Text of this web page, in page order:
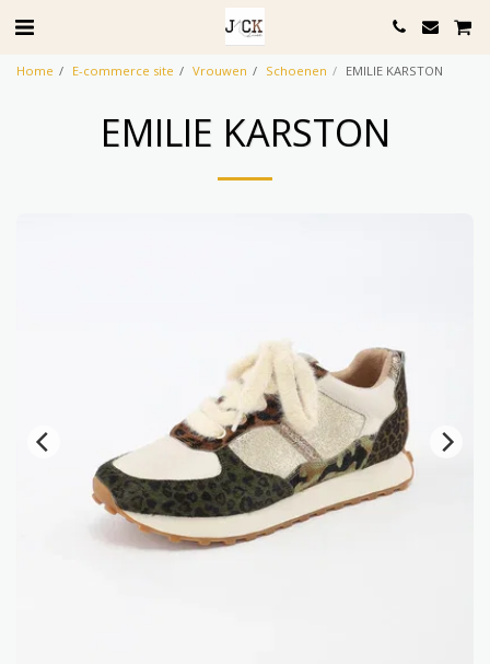
Home E-commerce site Vrouwen Schoenen EMILIE KARSTON
EMILIE KARSTON